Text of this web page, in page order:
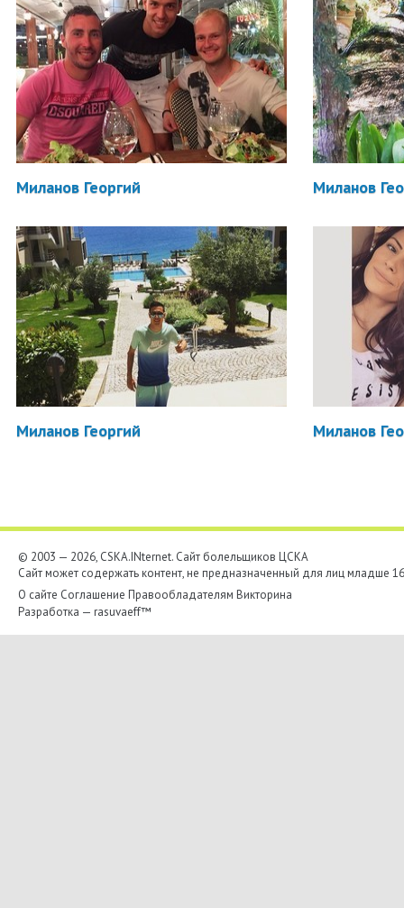
Миланов Георгий Миланов
Миланов Георгий Миланов
© 2003 — 2026, CSKA.INternet. Cайт болельщиков ЦСКА
Сайт может содержать контент, не предназначенный для лиц младше
О сайте Соглашение Правообладателям Викторина
Разработка — rasuvaeff™